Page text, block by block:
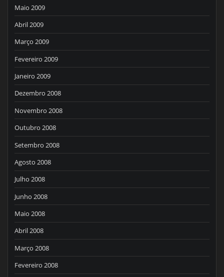
Maio 2009
Abril 2009
Março 2009
Fevereiro 2009
Janeiro 2009
Dezembro 2008
Novembro 2008
Outubro 2008
Setembro 2008
Agosto 2008
Julho 2008
Junho 2008
Maio 2008
Abril 2008
Março 2008
Fevereiro 2008